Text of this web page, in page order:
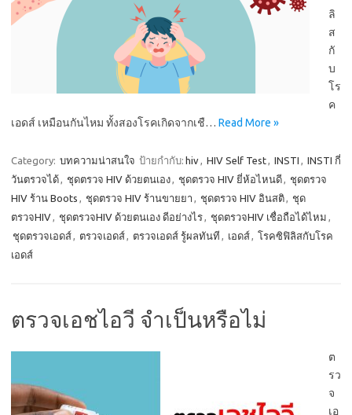
ลิ
ส
กั
บ
โร
ค
เอดส์ เหมือนกันไหม ทั้งสองโรคเกิดจากเชื… Read More »
Category: บทความน่าสนใจ ป้ายกำกับ: hiv, HIV Self Test, INSTI , INSTI กี่
วันตรวจได้, ชุดตรวจ HIV ด้วยตนเอง, ชุดตรวจ HIV ยี่ห้อไหนดี, ชุดตรวจ
HIV ร้าน Boots , ชุดตรวจ HIV ร้านขายยา , ชุดตรวจ HIV อินสติ, ชุด
ตรวจHIV, ชุดตรวจHIV ด้วยตนเอง ดีอย่างไร, ชุดตรวจHIV เชื่อถือได้ไหม ,
ชุดตรวจเอดส์, ตรวจเอดส์, ตรวจเอดส์ รู้ผลทันที , เอดส์, โรคซิฟิลิสกับโรค
เอดส์
ตรวจเอชไอวี จำเป็นหรือไม่
ต
รว
จ
เอ